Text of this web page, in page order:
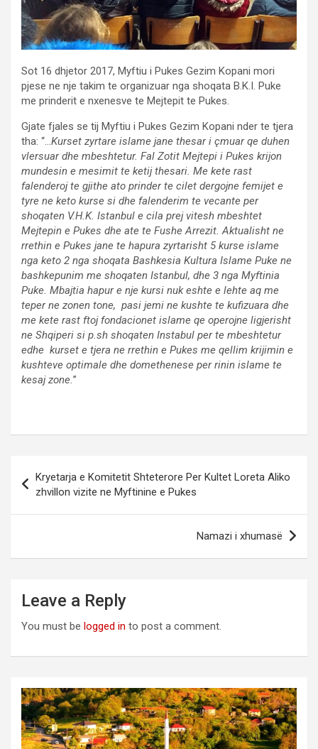
Sot 16 dhjetor 2017, Myftiu i Pukes Gezim Kopani mori
pjese ne nje takim te organizuar nga shoqata B.K.I. Puke
me prinderit e nxenesve te Mejtepit te Pukes.
Gjate fjales se tij Myftiu i Pukes Gezim Kopani nder te tjera
tha: “…Kurset zyrtare islame jane thesar i çmuar qe duhen
vlersuar dhe mbeshtetur. Fal Zotit Mejtepi i Pukes krijon
mundesin e mesimit te ketij thesari. Me kete rast
falenderoj te gjithe ato prinder te cilet dergojne femijet e
tyre ne keto kurse si dhe falenderim te vecante per
shoqaten V.H.K. Istanbul e cila prej vitesh mbeshtet
Mejtepin e Pukes dhe ate te Fushe Arrezit. Aktualisht ne
rrethin e Pukes jane te hapura zyrtarisht 5 kurse islame
nga keto 2 nga shoqata Bashkesia Kultura Islame Puke ne
bashkepunim me shoqaten Istanbul, dhe 3 nga Myftinia
Puke. Mbajtia hapur e nje kursi nuk eshte e lehte aq me
teper ne zonen tone, pasi jemi ne kushte te kufizuara dhe
me kete rast ftoj fondacionet islame qe operojne ligjerisht
ne Shqiperi si p.sh shoqaten Instabul per te mbeshtetur
edhe kurset e tjera ne rrethin e Pukes me qellim krijimin e
kushteve optimale dhe domethenese per rinin islame te
kesaj zone.”
navigation
Kryetarja e Komitetit Shteterore Per Kultet Loreta Aliko
zhvillon vizite ne Myftinine e Pukes
Namazi i xhumasë
Leave a Reply
You must be logged in to post a comment.